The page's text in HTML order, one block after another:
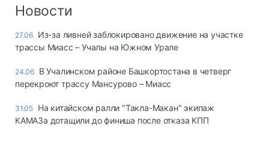
Новости
27.06 Из-за ливней заблокировано движение на участке
трассы Миасс – Учалы на Южном Урале
24.06 В Учалинском районе Башкортостана в четверг
перекроют трассу Мансурово – Миасс
31.05 На китайском ралли "Такла-Макан" экипаж
КАМАЗа дотащили до финиша после отказа КПП